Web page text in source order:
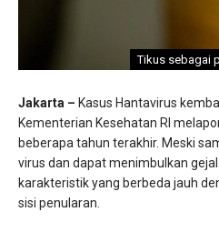
Tikus sebagai
Jakarta – Kasus Hantavirus
Kementerian Kesehatan RI
beberapa tahun terakhir. Meski
virus dan dapat menimbulkan
karakteristik yang berbeda jauh
sisi penularan.